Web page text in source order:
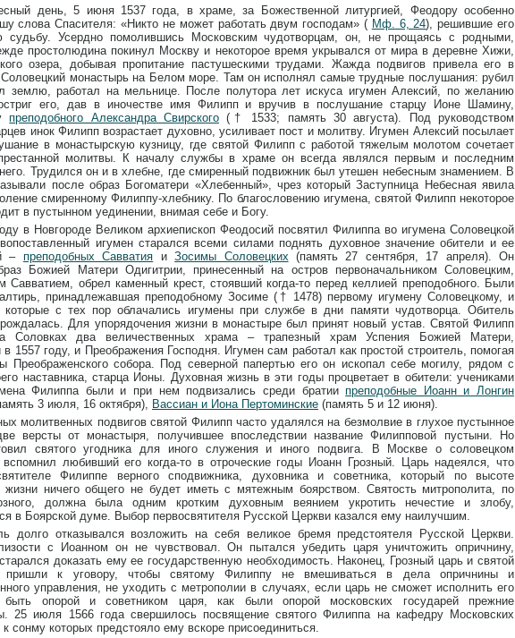
день, 5 июня 1537 года, в храме, за Божественной литургией, Феодору особенно
слова Спасителя: «Никто не может работать двум господам» ( Мф. 6, 24), решившие его
судьбу. Усердно помолившись Московским чудотворцам, он, не прощаясь с родными,
простолюдина покинул Москву и некоторое время укрывался от мира в деревне Хижи,
озера, добывая пропитание пастушескими трудами. Жажда подвигов привела его в
монастырь на Белом море. Там он исполнял самые трудные послушания: рубил
землю, работал на мельнице. После полутора лет искуса игумен Алексий, по желанию
его, дав в иночестве имя Филипп и вручив в послушание старцу Ионе Шамину,
преподобного Александра Свирского († 1533; память 30 августа). Под руководством
инок Филипп возрастает духовно, усиливает пост и молитву. Игумен Алексий посылает
в монастырскую кузницу, где святой Филипп с работой тяжелым молотом сочетает
молитвы. К началу службы в храме он всегда являлся первым и последним
Трудился он и в хлебне, где смиренный подвижник был утешен небесным знамением. В
после образ Богоматери «Хлебенный», чрез который Заступница Небесная явила
смиренному Филиппу-хлебнику. По благословению игумена, святой Филипп некоторое
в пустынном уединении, внимая себе и Богу.
в Новгороде Великом архиепископ Феодосий посвятил Филиппа во игумена Соловецкой
игумен старался всеми силами поднять духовное значение обители и ее
– преподобных Савватия иЗосимы Соловецких(память 27 сентября, 17 апреля). Он
Божией Матери Одигитрии, принесенный на остров первоначальником Соловецким,
Савватием, обрел каменный крест, стоявший когда-то перед келлией преподобного. Были
принадлежавшая преподобному Зосиме († 1478) первому игумену Соловецкому, и
с тех пор облачались игумены при службе в дни памяти чудотворца. Обитель
Для упорядочения жизни в монастыре был принят новый устав. Святой Филипп
Соловках два величественных храма – трапезный храм Успения Божией Матери,
1557 году, и Преображения Господня. Игумен сам работал как простой строитель, помогая
Преображенского собора. Под северной папертью его он ископал себе могилу, рядом с
наставника, старца Ионы. Духовная жизнь в эти годы процветает в обители: учениками
Филиппа были и при нем подвизались среди братиипреподобные Иоанн и Лонгин
3 июля, 16 октября), Вассиан и Иона Пертоминские (память 5 и 12 июня).
молитвенных подвигов святой Филипп часто удалялся на безмолвие в глухое пустынное
версты от монастыря, получившее впоследствии название Филипповой пустыни. Но
святого угодника для иного служения и иного подвига. В Москве о соловецком
вспомнил любивший его когда-то в отроческие годы Иоанн Грозный. Царь надеялся, что
Филиппе верного сподвижника, духовника и советника, который по высоте
жизни ничего общего не будет иметь с мятежным боярством. Святость митрополита, по
должна была одним кротким духовным веянием укротить нечестие и злобу,
в Боярской думе. Выбор первосвятителя Русской Церкви казался ему наилучшим.
долго отказывался возложить на себя великое бремя предстоятеля Русской Церкви.
с Иоанном он не чувствовал. Он пытался убедить царя уничтожить опричнину,
доказать ему ее государственную необходимость. Наконец, Грозный царь и святой
пришли к уговору, чтобы святому Филиппу не вмешиваться в дела опричнины и
управления, не уходить с метрополии в случаях, если царь не сможет исполнить его
быть опорой и советником царя, как были опорой московских государей прежние
25 июля 1566 года свершилось посвящение святого Филиппа на кафедру Московских
сонму которых предстояло ему вскоре присоединиться.